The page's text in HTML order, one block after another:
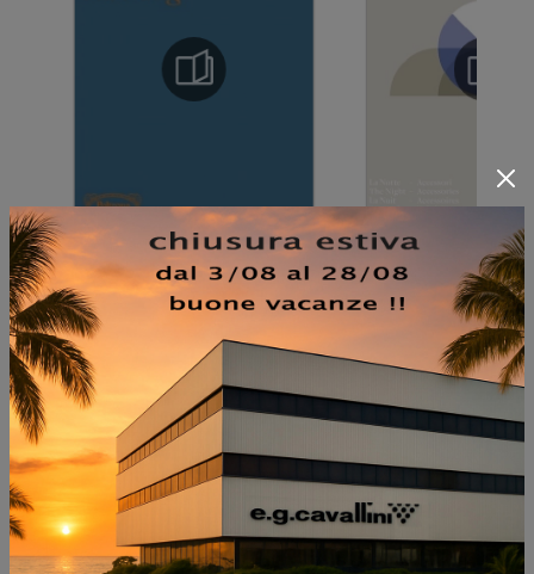
NON PERDERTI ANCHE:
CONTENITORE DROP